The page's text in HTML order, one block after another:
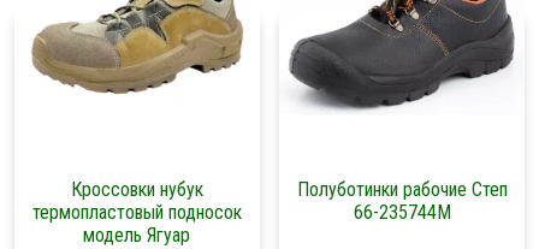
Кроссовки нубук
термопластовый подносок
модель Ягуар
Полуботинки рабочие Степ
66-235744М